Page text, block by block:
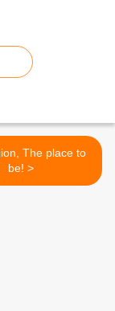
The place to
be! >